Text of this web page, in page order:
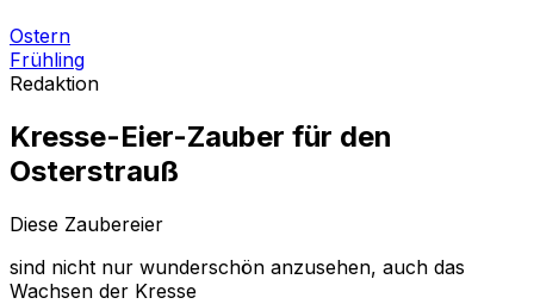
Ostern
Frühling
Redaktion
Kresse-Eier-Zauber für den
Osterstrauß
Diese Zaubereier
sind nicht nur wunderschön anzusehen, auch das
Wachsen der Kresse